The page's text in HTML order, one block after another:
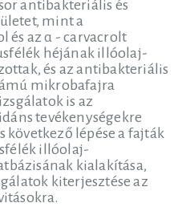
antibakteriális és
mint a
és az α - carvacrolt
héjának illóolaj-
és az antibakteriális
mikrobafajra
is az
tevékenységekre
következő lépése a fajták
illóolaj-
kialakítása,
kiterjesztése az